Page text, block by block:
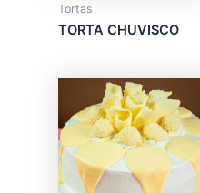
Tortas
TORTA CHUVISCO
product
has
multiple
variants.